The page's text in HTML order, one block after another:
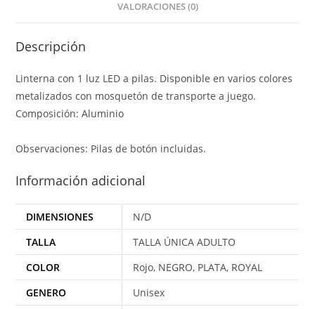
VALORACIONES (0)
Descripción
Linterna con 1 luz LED a pilas. Disponible en varios colores
metalizados con mosquetón de transporte a juego.
Composición: Aluminio
Observaciones: Pilas de botón incluidas.
Información adicional
DIMENSIONES
N/D
TALLA
TALLA ÚNICA ADULTO
COLOR
Rojo, NEGRO, PLATA, ROYAL
GENERO
Unisex